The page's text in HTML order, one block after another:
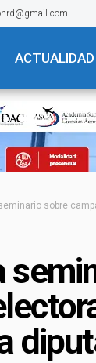
ACTUALIDAD
sobre